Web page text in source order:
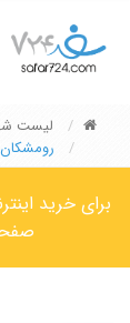
لیست
رومشکان
برای خرید